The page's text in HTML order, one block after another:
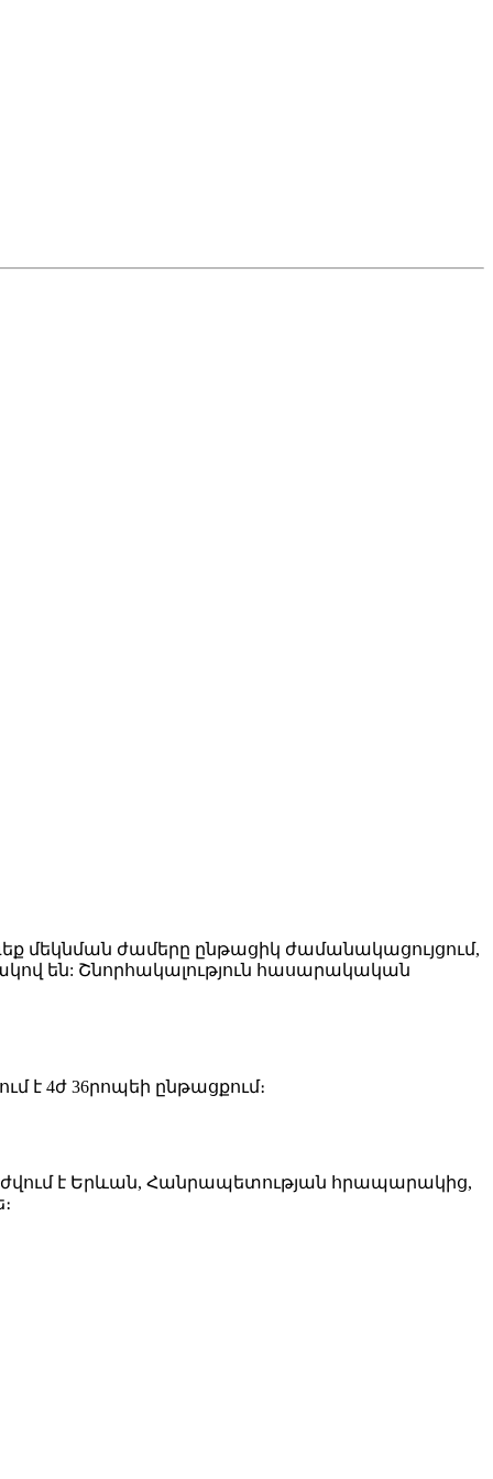
ժամերը ընթացիկ ժամանակացույցում,
են: Շնորհակալություն հասարակական
է 4ժ 36րոպեի ընթացքում։
է Երևան, Հանրապետության հրապարակից,